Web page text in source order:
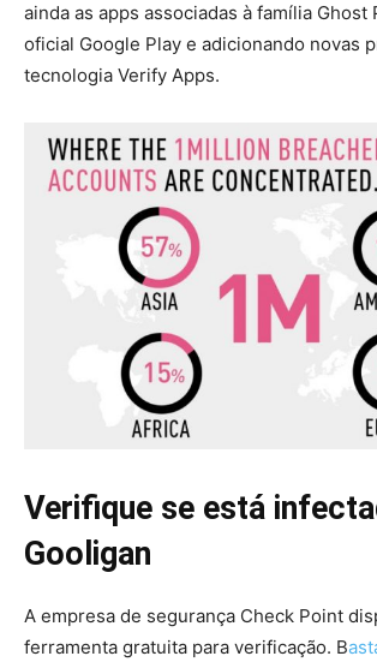
ainda as apps associadas à família Ghost
oficial Google Play e adicionando novas
tecnologia Verify Apps.
Verifique se está
Gooligan
A empresa de segurança Check Point
ferramenta gratuita para verificação. B